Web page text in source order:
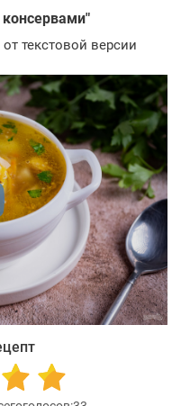
"
текстовой версии